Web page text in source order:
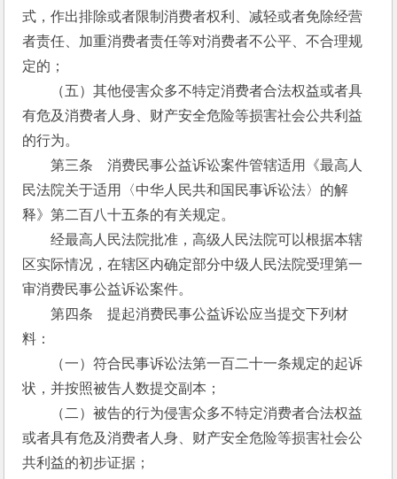
式，作出排除或者限制消费者权利、减轻或者免除经营
者责任、加重消费者责任等对消费者不公平、不合理规
定的；
（五）其他侵害众多不特定消费者合法权益或者具
有危及消费者人身、财产安全危险等损害社会公共利益
的行为。
第三条　消费民事公益诉讼案件管辖适用《最高人
民法院关于适用〈中华人民共和国民事诉讼法〉的解
释》第二百八十五条的有关规定。
经最高人民法院批准，高级人民法院可以根据本辖
区实际情况，在辖区内确定部分中级人民法院受理第一
审消费民事公益诉讼案件。
第四条　提起消费民事公益诉讼应当提交下列材
料：
（一）符合民事诉讼法第一百二十一条规定的起诉
状，并按照被告人数提交副本；
（二）被告的行为侵害众多不特定消费者合法权益
或者具有危及消费者人身、财产安全危险等损害社会公
共利益的初步证据；